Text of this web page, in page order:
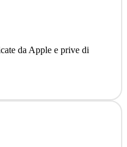
da Apple e prive di